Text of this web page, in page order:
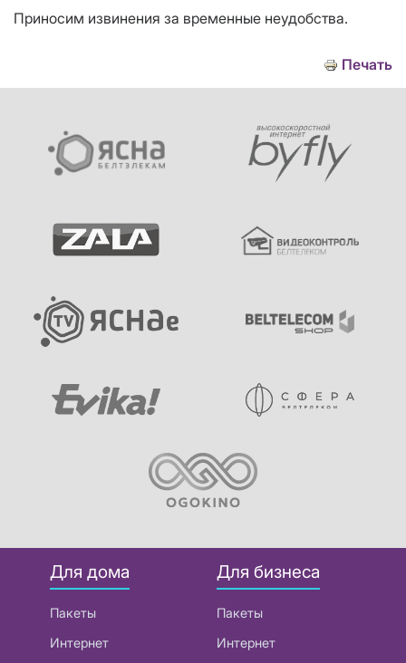
Приносим извинения за временные неудобства.
Печать
Для дома
Пакеты
Интернет
Для бизнеса
Пакеты
Интернет